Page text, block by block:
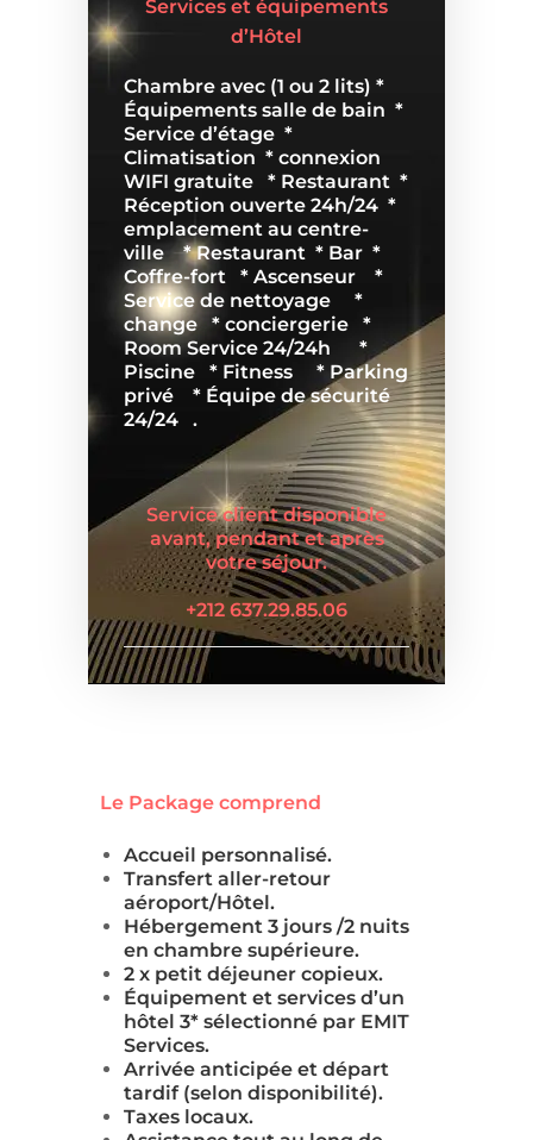
Services et équipements
d’Hôtel
Chambre avec (1 ou 2 lits) *
Équipements salle de bain *
Service d’étage *
Climatisation * connexion
WIFI gratuite * Restaurant *
Réception ouverte 24h/24 *
emplacement au centre-
ville* Restaurant * Bar *
Coffre-fort * Ascenseur *
Service de nettoyage *
change * conciergerie *
Room Service 24/24h *
Piscine * Fitness * Parking
privé * Équipe de sécurité
24/24 .
Service client disponible
avant, pendant et après
votre séjour.
+212 637.29.85.06
Le Package comprend
Accueil personnalisé.
Transfert aller-retour
aéroport/Hôtel.
Hébergement 3 jours /2 nuits
en chambre supérieure.
2 x petit déjeuner copieux.
Équipement et services d’un
hôtel 3* sélectionné par EMIT
Services.
Arrivée anticipée et départ
tardif (selon disponibilité).
Taxes locaux.